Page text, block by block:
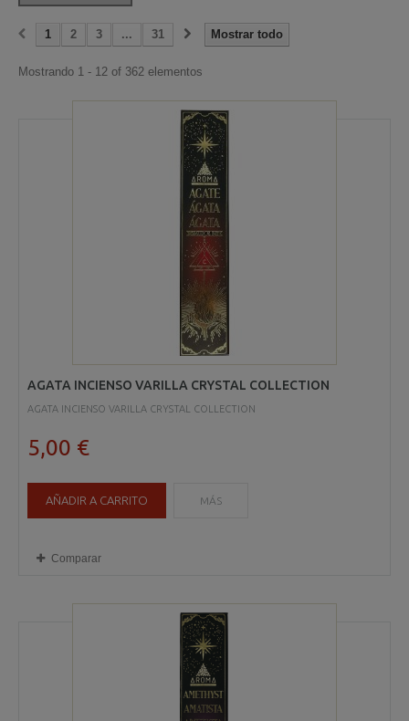
Mostrar todo
1 2 3 ... 31
Mostrando 1 - 12 of 362 elementos
AGATA INCIENSO VARILLA CRYSTAL COLLECTION
AGATA INCIENSO VARILLA CRYSTAL COLLECTION
5,00 €
AÑADIR A CARRITO MÁS
Comparar